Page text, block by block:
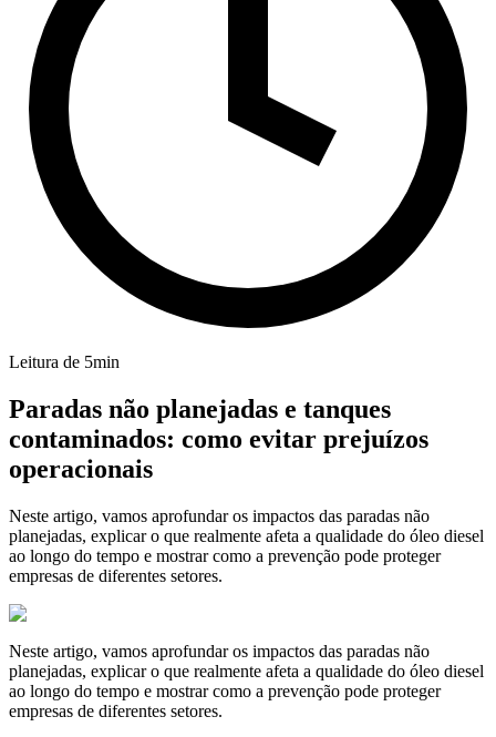
Leitura de 5min
Paradas não planejadas e tanques
contaminados: como evitar prejuízos
operacionais
Neste artigo, vamos aprofundar os impactos das paradas não
planejadas, explicar o que realmente afeta a qualidade do óleo diesel
ao longo do tempo e mostrar como a prevenção pode proteger
empresas de diferentes setores.
Neste artigo, vamos aprofundar os impactos das paradas não
planejadas, explicar o que realmente afeta a qualidade do óleo diesel
ao longo do tempo e mostrar como a prevenção pode proteger
empresas de diferentes setores.